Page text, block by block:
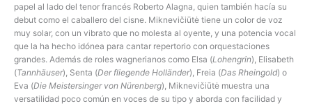
papel al lado del tenor francés Roberto Alagna, quien también hacía su
debut como el caballero del cisne. Miknevičiūtė tiene un color de voz
muy solar, con un vibrato que no molesta al oyente, y una potencia vocal
que la ha hecho idónea para cantar repertorio con orquestaciones
grandes. Además de roles wagnerianos como Elsa (Lohengrin), Elisabeth
(Tannhäuser), Senta (Der fliegende Holländer), Freia (Das Rheingold) o
Eva (Die Meistersinger von Nürenberg), Miknevičiūtė muestra una
versatilidad poco común en voces de su tipo y aborda con facilidad y